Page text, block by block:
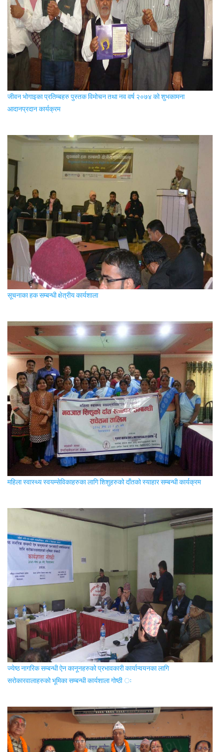
जीवन भोगाइका प्रतिम्बहरु पुस्तक विमोचन तथा नव वर्ष २०७४ को शुभकामना
आदानप्रदान कार्यक्रम
सूचनाका हक सम्बन्धी क्षेत्रीय कार्यशाला
महिला स्वास्थ्य स्वयम्सेविकाहरुका लागि शिशुहरुको दाँतको स्याहार सम्बन्धी कार्यक्रम
ज्येष्ठ नागरिक सम्बन्धी ऐन कानूनहरुको प्रभावकारी कार्यान्वयनका लागि
सरोकारवालाहरुको भूमिका सम्बन्धी कार्यशाला गोष्ठी ः